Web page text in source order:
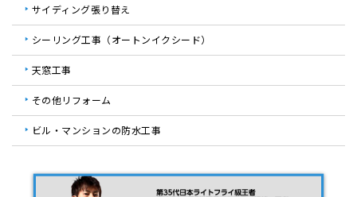
サイディング張り替え
シーリング工事（オートンイクシード）
天窓工事
その他リフォーム
ビル・マンションの防水工事